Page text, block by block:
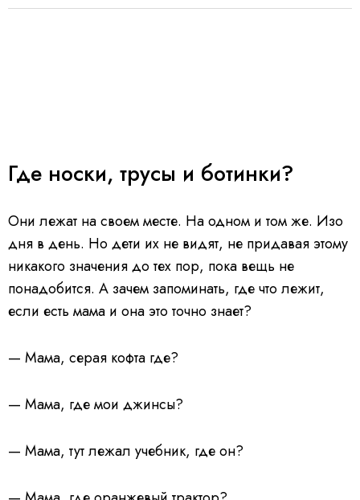
Где носки, трусы и ботинки?
Они лежат на своем месте. На одном и том же. Изо
дня в день. Но дети их не видят, не придавая этому
никакого значения до тех пор, пока вещь не
понадобится. А зачем запоминать, где что лежит,
если есть мама и она это точно знает?
— Мама, серая кофта где?
— Мама, где мои джинсы?
— Мама, тут лежал учебник, где он?